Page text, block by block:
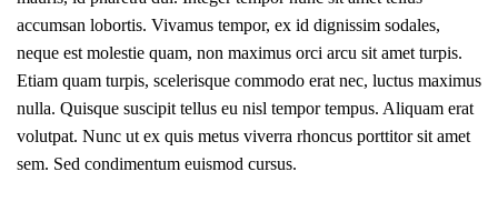
accumsan lobortis. Vivamus tempor, ex id dignissim sodales,
neque est molestie quam, non maximus orci arcu sit amet turpis.
Etiam quam turpis, scelerisque commodo erat nec, luctus maximus
nulla. Quisque suscipit tellus eu nisl tempor tempus. Aliquam erat
volutpat. Nunc ut ex quis metus viverra rhoncus porttitor sit amet
sem. Sed condimentum euismod cursus.